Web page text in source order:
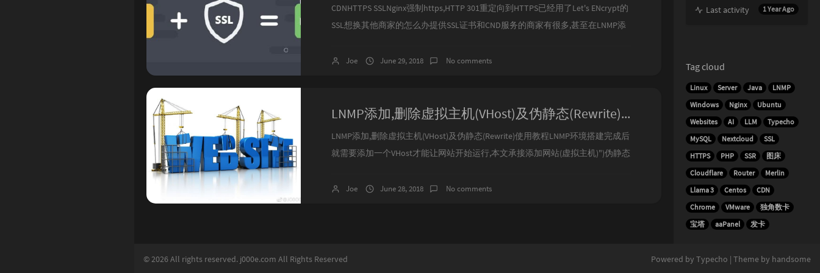
CDNHTTPS SSLNginx强制https,HTTP 301重定向到HTTPS已经用了Let's ENcrypt的
SSL想换其他商家的怎么办提供SSL证书和CND服务的商家有很多,甚至在LNMP添
牛云等等等可以说是非常多了.这里我的SSL证书和CDN服务都选择了Cloudflare,
Joe June 29, 2018 No comments
LNMP添加,删除虚拟主机(VHost)及伪静态(Rewrite)使用教程
LNMP添加,删除虚拟主机(VHost)及伪静态(Rewrite)使用教程LNMP环境搭建完成后
就需要添加一个VHost才能让网站开始运行,本文承接添加网站(虚拟主机)")伪静态
置")pathinfo设置数据库管理已存在虚拟主机添加ssl证书开启https添加网站(虚
Joe June 28, 2018 No comments
1 Year Ago
Last activity
Tag cloud
Linux Server Java
LNMP
Windows
Nginx
Ubuntu
Websites
AI LLM
Typecho
MySQL
Nextcloud
SSL
HTTPS
PHP SSR
图床
Cloudflare
Router
Merlin
Llama 3
Centos
CDN
Chrome
VMware
独角数卡
宝塔
aaPanel 发卡
Powered by Typecho | Theme by handsome
© 2026 All rights reserved. j000e.com All Rights Reserved